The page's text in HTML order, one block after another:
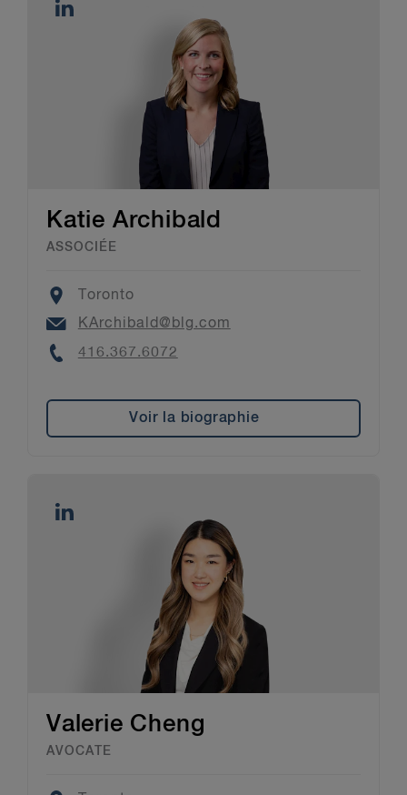
Katie Archibald
ASSOCIÉE
Location
Toronto
Email
KArchibald@blg.com
Phone
416.367.6072
Voir la biographie
Valerie Cheng
AVOCATE